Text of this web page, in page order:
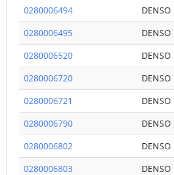
0280006494
DENSO
0280006495
DENSO
0280006520
DENSO
0280006720
DENSO
0280006721
DENSO
0280006790
DENSO
0280006802
DENSO
0280006803
DENSO